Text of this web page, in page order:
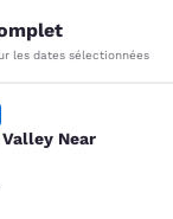
les dates sélectionnées
Near